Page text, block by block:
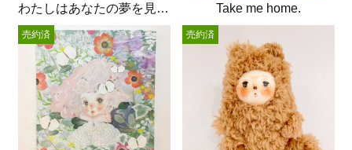
わたしはあなたの夢を見るでしょう Take me home.
売約済 売約済